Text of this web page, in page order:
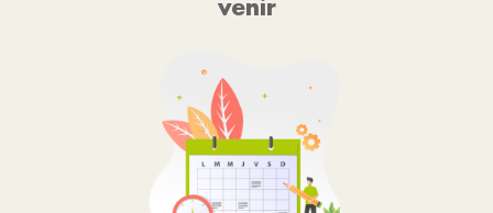
venir